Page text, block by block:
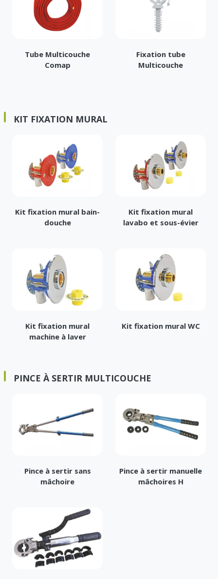
Tube Multicouche
Comap
Fixation tube
Multicouche
KIT FIXATION MURAL
Kit fixation mural bain-
douche
Kit fixation mural
lavabo et sous-évier
Kit fixation mural
machine à laver
Kit fixation mural WC
PINCE À SERTIR MULTICOUCHE
Pince à sertir sans
mâchoire
Pince à sertir manuelle
mâchoires H